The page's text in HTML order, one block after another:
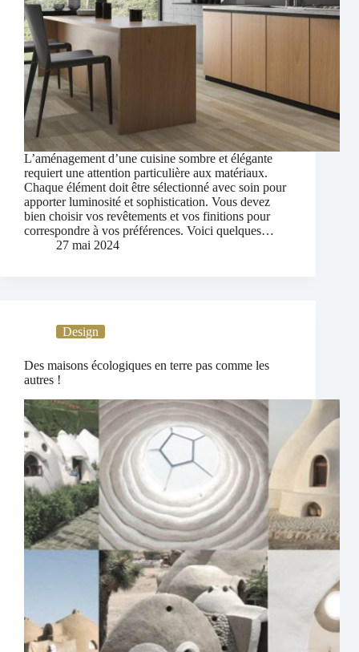
L’aménagement d’une cuisine sombre et élégante
requiert une attention particulière aux matériaux.
Chaque élément doit être sélectionné avec soin pour
apporter luminosité et sophistication. Vous devez
bien choisir vos revêtements et vos finitions pour
correspondre à vos préférences. Voici quelques…
27 mai 2024
Design
Des maisons écologiques en terre pas comme les
autres !